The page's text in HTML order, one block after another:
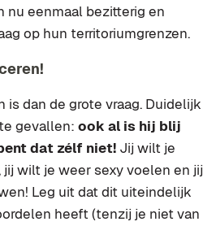
nu eenmaal bezitterig en
op hun territoriumgrenzen.
is dan de grote vraag. Duidelijk
gevallen: ook al is hij blij
dat zélf niet! Jij wilt je
wilt je weer sexy voelen en jij
Leg uit dat dit uiteindelijk
heeft (tenzij je niet van